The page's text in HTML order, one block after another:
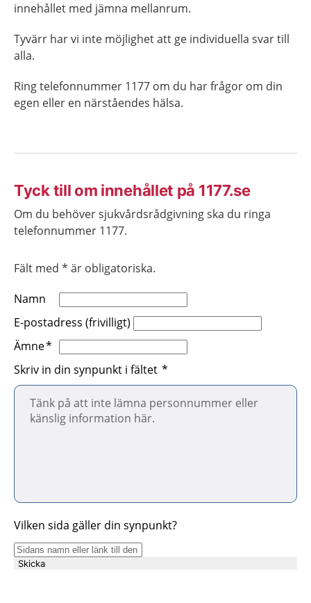
innehållet med jämna mellanrum.
Tyvärr har vi inte möjlighet att ge individuella svar till
alla.
Ring telefonnummer 1177 om du har frågor om din
egen eller en närståendes hälsa.
Tyck till om innehållet på 1177.se
Om du behöver sjukvårdsrådgivning ska du ringa
telefonnummer 1177.
Fält med * är obligatoriska.
Namn
E-postadress (frivilligt)
Ämne
Skriv in din synpunkt i fältet
Vilken sida gäller din synpunkt?
Skicka